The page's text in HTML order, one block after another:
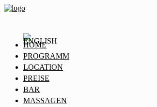
HOME
PROGRAMM
LOCATION
PREISE
BAR
MASSAGEN